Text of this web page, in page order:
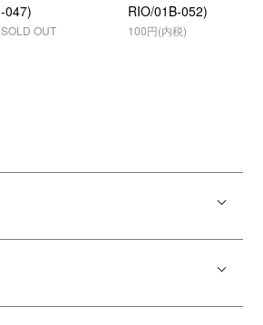
-047)
SOLD OUT
RIO/01B-052)
100円(内税)